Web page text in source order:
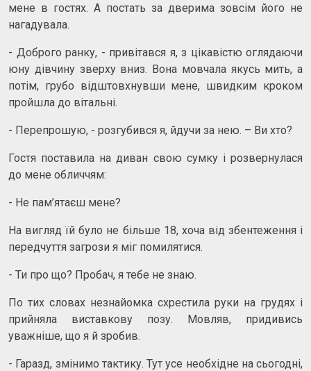
мене в гостях. А постать за дверима зовсім його не
нагадувала.
- Доброго ранку, - привітався я, з цікавістю оглядаючи
юну дівчину зверху вниз. Вона мовчала якусь мить, а
потім, грубо відштовхнувши мене, швидким кроком
пройшла до вітальні.
- Перепрошую, - розгубився я, йдучи за нею. – Ви хто?
Гостя поставила на диван свою сумку і розвернулася
до мене обличчям:
- Не пам’ятаєш мене?
На вигляд їй було не більше 18, хоча від збентеження і
передчуття загрози я міг помилятися.
- Ти про що? Пробач, я тебе не знаю.
По тих словах незнайомка схрестила руки на грудях і
прийняла виставкову позу. Мовляв, придивись
уважніше, що я й зробив.
- Гаразд, змінимо тактику. Тут усе необхідне на сьогодні,